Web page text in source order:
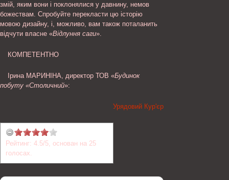
змій, яким вони і поклонялися у давнину, немов
божествам. Спробуйте перекласти цю історію
мовою дизайну, і, можливо, вам також поталанить
відчути власне «Відлуння саги».
КОМПЕТЕНТНО
Ірина МАРИНІНА, директор ТОВ «Будинок
побуту «Столичний»:
Урядовий Кур'єр
Рейтинг: 4.5/5, основан на 25
голосах.